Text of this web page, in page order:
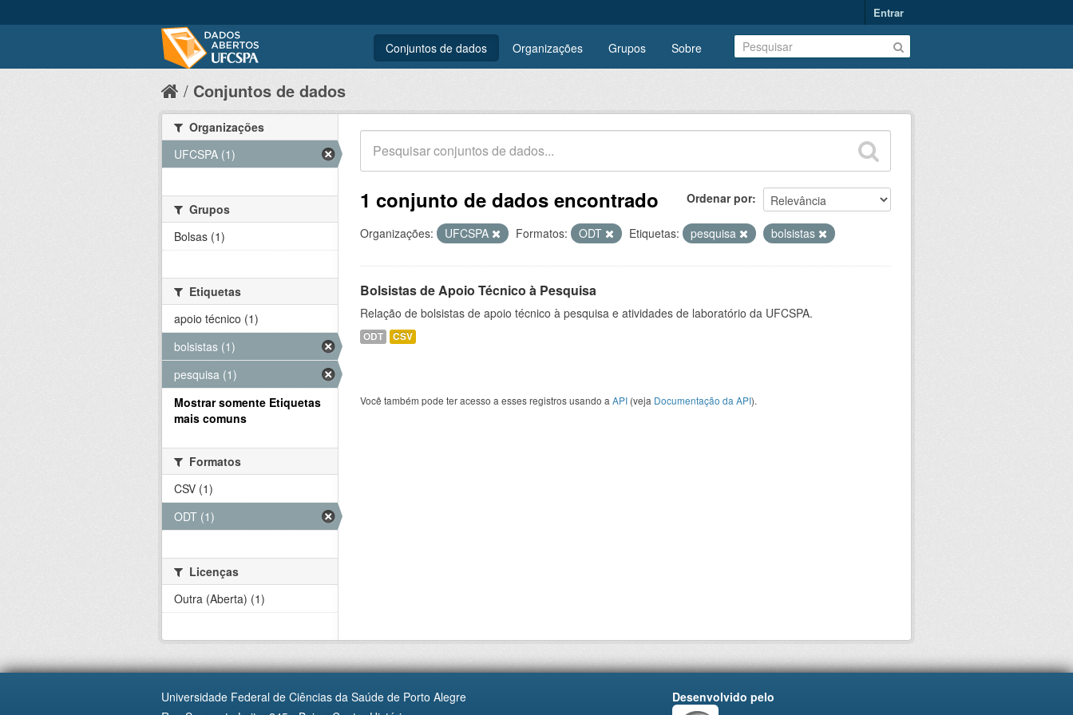
Entrar
Conjuntos de dados Organizações Grupos Sobre
Conjuntos de dados
Ordenar por
1 conjunto de dados encontrado
Organizações: UFCSPA Formatos: ODT Etiquetas: pesquisa bolsistas
Bolsistas de Apoio Técnico à Pesquisa
Relação de bolsistas de apoio técnico à pesquisa e atividades de laboratório da UFCSPA.
ODT CSV
Você também pode ter acesso a esses registros usando a API (veja Documentação da API).
Organizações
UFCSPA (1)
Grupos
Bolsas (1)
Etiquetas
apoio técnico (1)
bolsistas (1)
pesquisa (1)
Mostrar somente Etiquetas
mais comuns
Formatos
CSV (1)
ODT (1)
Licenças
Outra (Aberta) (1)
Universidade Federal de Ciências da Saúde de Porto Alegre
Desenvolvido pelo